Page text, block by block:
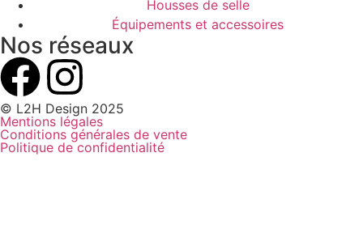
Housses de selle
Équipements et accessoires
Nos réseaux
© L2H Design 2025
Mentions légales
Conditions générales de vente
Politique de confidentialité